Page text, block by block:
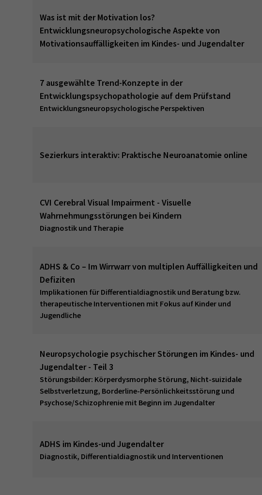
Was ist mit der Motivation los?
Entwicklungsneuropsychologische Aspekte von
Motivationsauffälligkeiten im Kindes- und Jugendalter
7 ausgewählte Trend-Konzepte in der
Entwicklungspsychopathologie auf dem Prüfstand
Entwicklungsneuropsychologische Perspektiven
Sezierkurs interaktiv: Praktische Neuroanatomie online
CVI Cerebral Visual Impairment - Visuelle
Wahrnehmungsstörungen bei Kindern
Diagnostik und Therapie
ADHS & Co – Im Wirrwarr von multiplen Auffälligkeiten und
Defiziten
Implikationen für Differentialdiagnostik und Beratung bzw.
therapeutische Interventionen mit Fokus auf Kinder und
Jugendliche
Neuropsychologie psychischer Störungen im Kindes- und
Jugendalter - Teil 3
Störungsbilder: Körperdysmorphe Störung, Nicht-suizidale
Selbstverletzung, Borderline-Persönlichkeitsstörung und
Psychose/Schizophrenie mit Beginn im Jugendalter
ADHS im Kindes-und Jugendalter
Diagnostik, Differentialdiagnostik und Interventionen